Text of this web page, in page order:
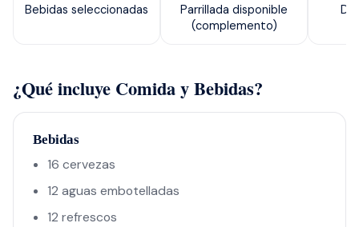
Bebidas seleccionadas
Parrillada disponible
(complemento)
¿Qué incluye Comida y Bebidas?
Bebidas
16 cervezas
12 aguas embotelladas
12 refrescos